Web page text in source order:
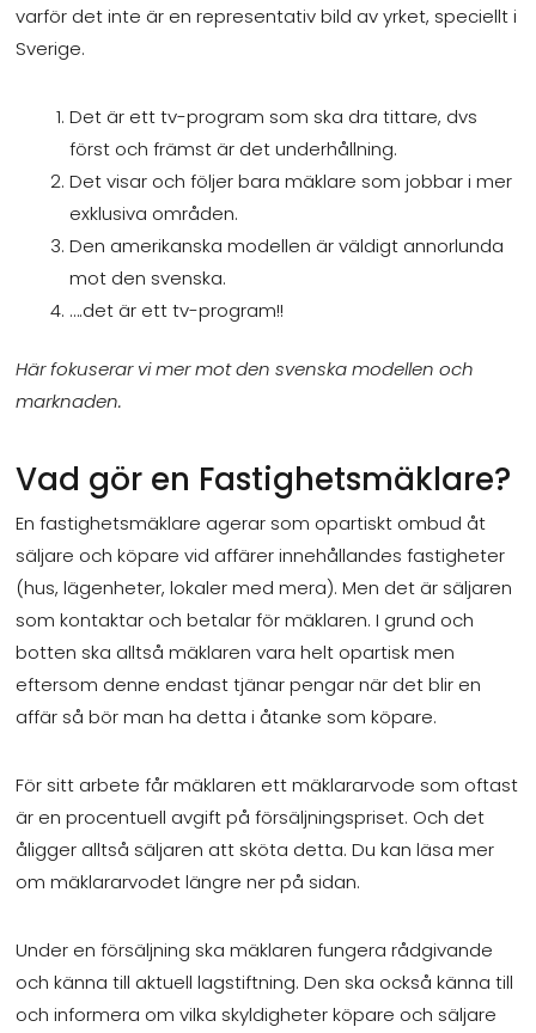
varför det inte är en representativ bild av yrket, speciellt i
Sverige.
Det är ett tv-program som ska dra tittare, dvs
först och främst är det underhållning.
Det visar och följer bara mäklare som jobbar i mer
exklusiva områden.
Den amerikanska modellen är väldigt annorlunda
mot den svenska.
….det är ett tv-program!!
Här fokuserar vi mer mot den svenska modellen och
marknaden.
Vad gör en Fastighetsmäklare?
En fastighetsmäklare agerar som opartiskt ombud åt
säljare och köpare vid affärer innehållandes fastigheter
(hus, lägenheter, lokaler med mera). Men det är säljaren
som kontaktar och betalar för mäklaren. I grund och
botten ska alltså mäklaren vara helt opartisk men
eftersom denne endast tjänar pengar när det blir en
affär så bör man ha detta i åtanke som köpare.
För sitt arbete får mäklaren ett mäklararvode som oftast
är en procentuell avgift på försäljningspriset. Och det
åligger alltså säljaren att sköta detta. Du kan läsa mer
om mäklararvodet längre ner på sidan.
Under en försäljning ska mäklaren fungera rådgivande
och känna till aktuell lagstiftning. Den ska också känna till
och informera om vilka skyldigheter köpare och säljare